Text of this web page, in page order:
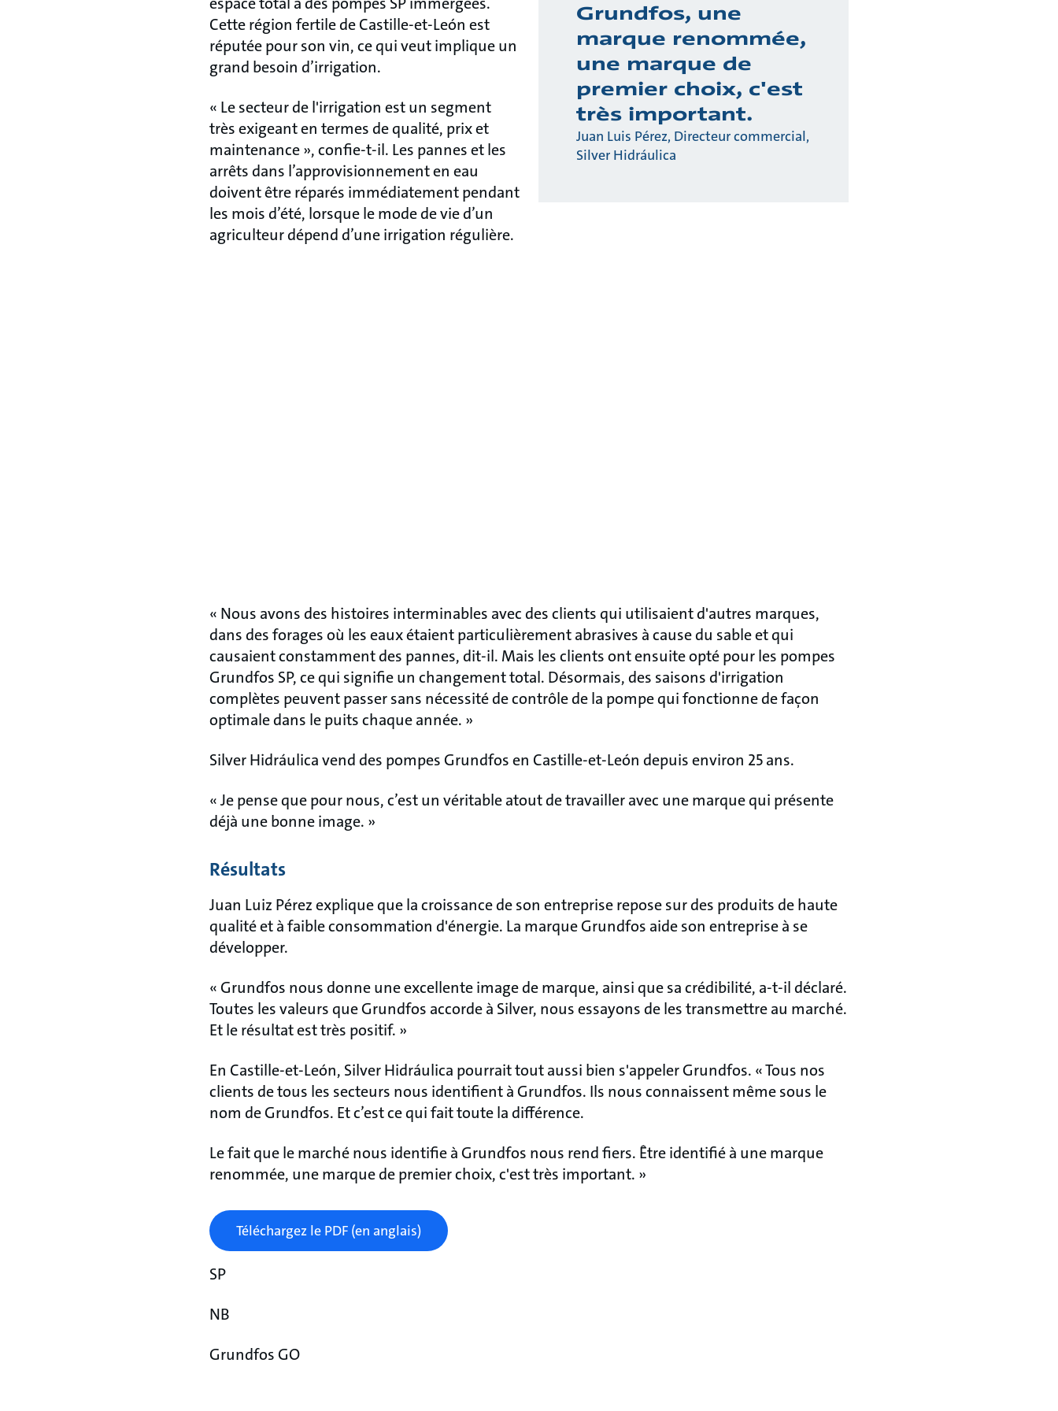
Grundfos, une
marque renommée,
une marque de
premier choix, c'est
très important.
Juan Luis Pérez, Directeur commercial,
Silver Hidráulica
Cette région fertile de Castille-et-León est
réputée pour son vin, ce qui veut implique un
grand besoin d’irrigation.
« Le secteur de l'irrigation est un segment
très exigeant en termes de qualité, prix et
maintenance », confie-t-il. Les pannes et les
arrêts dans l’approvisionnement en eau
doivent être réparés immédiatement pendant
les mois d’été, lorsque le mode de vie d’un
agriculteur dépend d’une irrigation régulière.
« Nous avons des histoires interminables avec des clients qui utilisaient d'autres marques,
dans des forages où les eaux étaient particulièrement abrasives à cause du sable et qui
causaient constamment des pannes, dit-il. Mais les clients ont ensuite opté pour les pompes
Grundfos SP, ce qui signifie un changement total. Désormais, des saisons d'irrigation
complètes peuvent passer sans nécessité de contrôle de la pompe qui fonctionne de façon
optimale dans le puits chaque année. »
Silver Hidráulica vend des pompes Grundfos en Castille-et-León depuis environ 25 ans.
« Je pense que pour nous, c’est un véritable atout de travailler avec une marque qui présente
déjà une bonne image. »
Résultats
Juan Luiz Pérez explique que la croissance de son entreprise repose sur des produits de haute
qualité et à faible consommation d'énergie. La marque Grundfos aide son entreprise à se
développer.
« Grundfos nous donne une excellente image de marque, ainsi que sa crédibilité, a-t-il déclaré.
Toutes les valeurs que Grundfos accorde à Silver, nous essayons de les transmettre au marché.
Et le résultat est très positif. »
En Castille-et-León, Silver Hidráulica pourrait tout aussi bien s'appeler Grundfos. « Tous nos
clients de tous les secteurs nous identifient à Grundfos. Ils nous connaissent même sous le
nom de Grundfos. Et c’est ce qui fait toute la différence.
Le fait que le marché nous identifie à Grundfos nous rend fiers. Être identifié à une marque
renommée, une marque de premier choix, c'est très important. »
Téléchargez le PDF (en anglais)
SP
NB
Grundfos GO